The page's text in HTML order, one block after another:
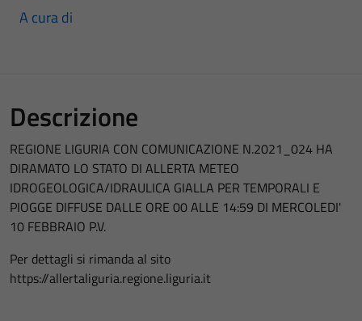
A cura di
Descrizione
REGIONE LIGURIA CON COMUNICAZIONE N.2021_024 HA
DIRAMATO LO STATO DI ALLERTA METEO
IDROGEOLOGICA/IDRAULICA GIALLA PER TEMPORALI E
PIOGGE DIFFUSE DALLE ORE 00 ALLE 14:59 DI MERCOLEDI'
10 FEBBRAIO P.V.
Per dettagli si rimanda al sito
https://allertaliguria.regione.liguria.it